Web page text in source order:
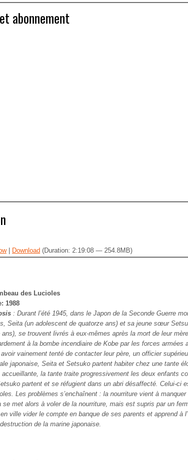
abonnement
| Download (Duration: 2:19:08 — 254.8MB)
des Lucioles
1988
: Durant l’été 1945, dans le Japon de la Seconde Guerre
Seita (un adolescent de quatorze ans) et sa jeune sœur
ans), se trouvent livrés à eux-mêmes après la mort de leur
à la bombe incendiaire de Kobe par les forces armées
vainement tenté de contacter leur père, un officier
japonaise, Seita et Setsuko partent habiter chez une tante
accueillante, la tante traite progressivement les deux enfants
partent et se réfugient dans un abri désaffecté. Celui-ci
Les problèmes s’enchaînent : la nourriture vient à
se met alors à voler de la nourriture, mais est supris par un
ville vider le compte en banque de ses parents et apprend à
de la marine japonaise.